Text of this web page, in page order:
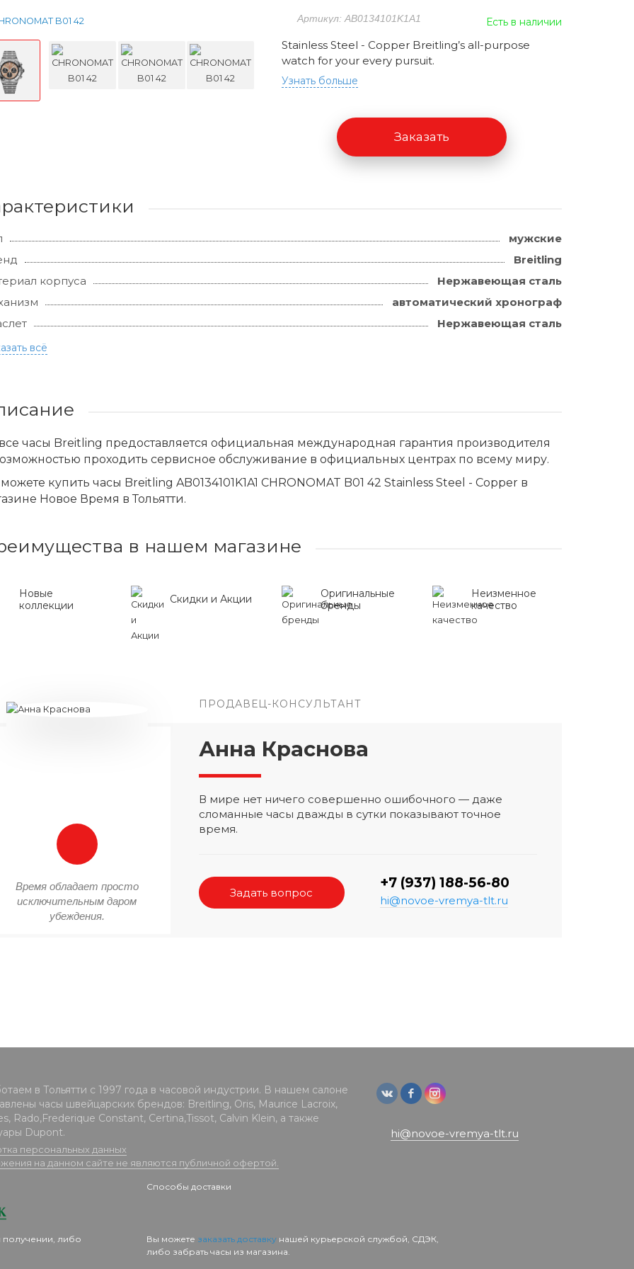
Артикул: AB0134101K1A1 Есть в наличии
Stainless Steel - Copper Breitling’s all-purpose
watch for your every pursuit.
Узнать больше
Заказать
мужские
Breitling
корпуса
Нержавеющая сталь
автоматический хронограф
Нержавеющая сталь
всё
часы Breitling предоставляется официальная международная гарантия производителя
проходить сервисное обслуживание в официальных центрах по всему миру.
купить часы Breitling AB0134101K1A1 CHRONOMAT B01 42 Stainless Steel - Copper в
Новое Время в Тольятти.
в нашем магазине
Новые
коллекции
Скидки и Акции
Оригинальные
бренды
Неизменное
качество
ПРОДАВЕЦ-КОНСУЛЬТАНТ
Время обладает просто
исключительным даром
убеждения.
Анна Краснова
В мире нет ничего совершенно ошибочного — даже
сломанные часы дважды в сутки показывают точное
время.
Задать вопрос
+7 (937) 188-56-80
hi@novoe-vremya-tlt.ru
в Тольятти с 1997 года в часовой индустрии. В нашем салоне
часы швейцарских брендов: Breitling, Oris, Maurice Lacroix,
Rado,Frederique Constant, Certina,Tissot, Calvin Klein, а также
Dupont.
персональных данных
на данном сайте не являются публичной офертой.
hi@novoe-vremya-tlt.ru
получении, либо
Способы доставки
Вы можете заказать доставку нашей курьерской службой, СДЭК,
либо забрать часы из магазина.